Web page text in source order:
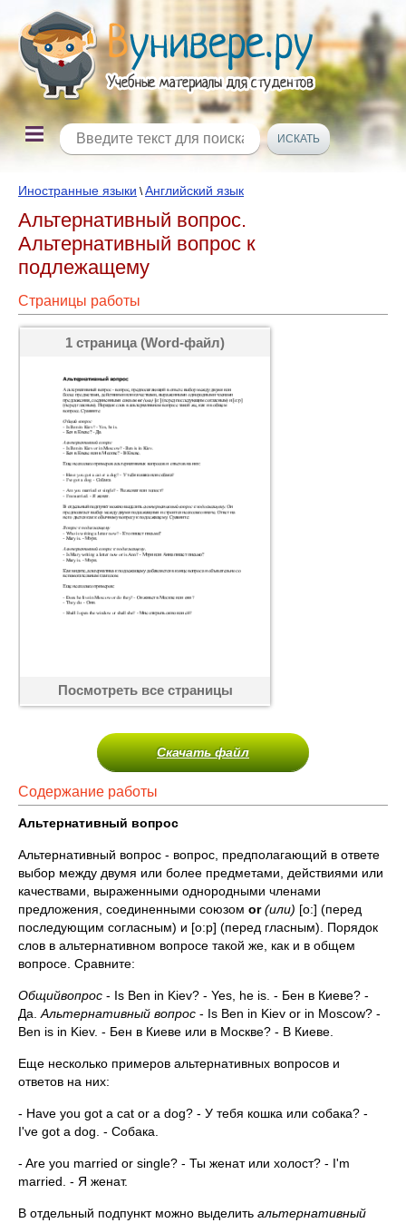
Иностранные языки \Английский язык
Альтернативный вопрос.
Альтернативный вопрос к
подлежащему
Страницы работы
1 страница (Word-файл)
Посмотреть все страницы
Скачать файл
Содержание работы
Альтернативный вопрос
Альтернативный вопрос - вопрос, предполагающий в ответе
выбор между двумя или более предметами, действиями или
качествами, выраженными однородными членами
предложения, соединенными союзом or(или) [о:] (перед
последующим согласным) и [о:р] (перед гласным). Порядок
слов в альтернативном вопросе такой же, как и в общем
вопросе. Сравните:
Общийвопрос - Is Ben in Kiev? - Yes, he is. - Бен в Киеве? -
Да. Альтернативный вопрос - Is Ben in Kiev or in Moscow? -
Ben is in Kiev. - Бен в Киеве или в Москве? - В Киеве.
Еще несколько примеров альтернативных вопросов и
ответов на них:
- Have you got a cat or a dog? - У тебя кошка или собака? -
I've got a dog. - Собака.
- Are you married or single? - Ты женат или холост? - I'm
married. - Я женат.
В отдельный подпункт можно выделить альтернативный